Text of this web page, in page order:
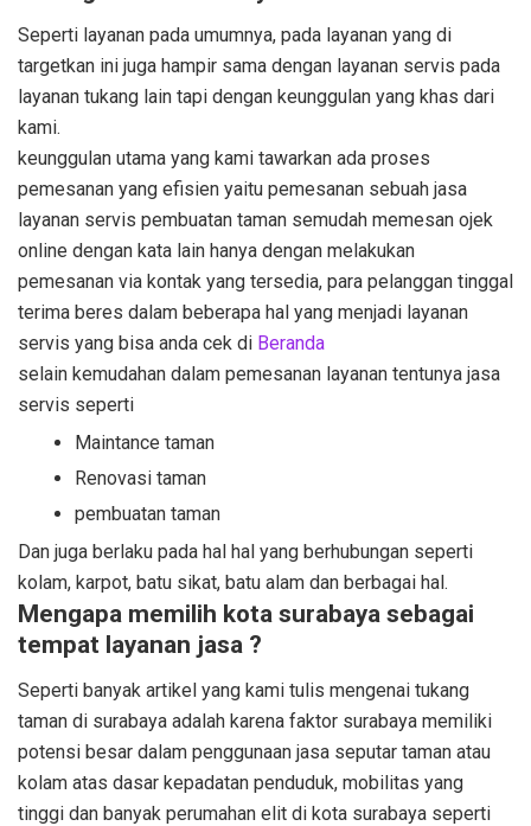
Seperti layanan pada umumnya, pada layanan yang di
targetkan ini juga hampir sama dengan layanan servis pada
layanan tukang lain tapi dengan keunggulan yang khas dari
kami.
keunggulan utama yang kami tawarkan ada proses
pemesanan yang efisien yaitu pemesanan sebuah jasa
layanan servis pembuatan taman semudah memesan ojek
online dengan kata lain hanya dengan melakukan
pemesanan via kontak yang tersedia, para pelanggan tinggal
terima beres dalam beberapa hal yang menjadi layanan
servis yang bisa anda cek di Beranda
selain kemudahan dalam pemesanan layanan tentunya jasa
servis seperti
Maintance taman
Renovasi taman
pembuatan taman
Dan juga berlaku pada hal hal yang berhubungan seperti
kolam, karpot, batu sikat, batu alam dan berbagai hal.
Mengapa memilih kota surabaya sebagai
tempat layanan jasa ?
Seperti banyak artikel yang kami tulis mengenai tukang
taman di surabaya adalah karena faktor surabaya memiliki
potensi besar dalam penggunaan jasa seputar taman atau
kolam atas dasar kepadatan penduduk, mobilitas yang
tinggi dan banyak perumahan elit di kota surabaya seperti